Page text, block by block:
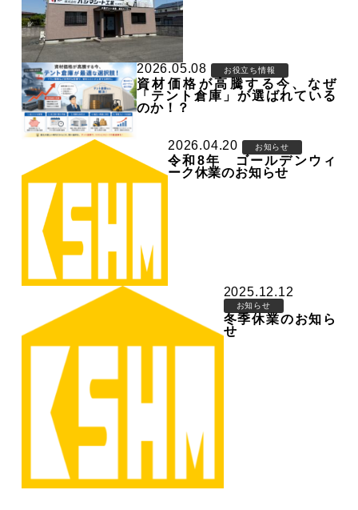
2026.05.08 お役立ち情報
資材価格が高騰する今、なぜ
「テント倉庫」が選ばれている
のか！？
2026.04.20 お知らせ
令和8年 ゴールデンウィ
ーク休業のお知らせ
2025.12.12
お知らせ
冬季休業のお知ら
せ